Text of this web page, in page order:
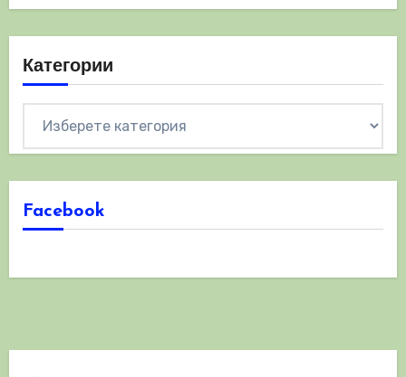
Категории
Facebook